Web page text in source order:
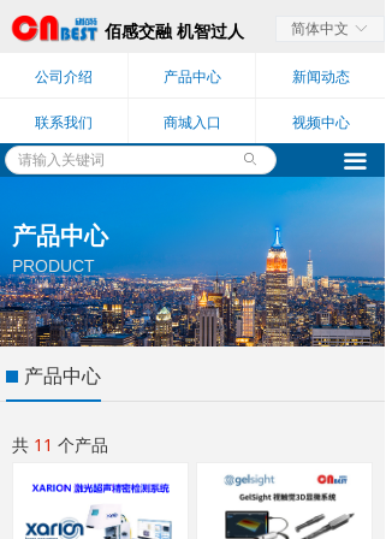
佰感交融 机智过人 ꀅ
简体中文
끀
ꄙ
公司介绍 产品中心 新闻动态
联系我们 商城入口 视频中心
产品中心
共 11 个产品
产品中心
PRODUCT